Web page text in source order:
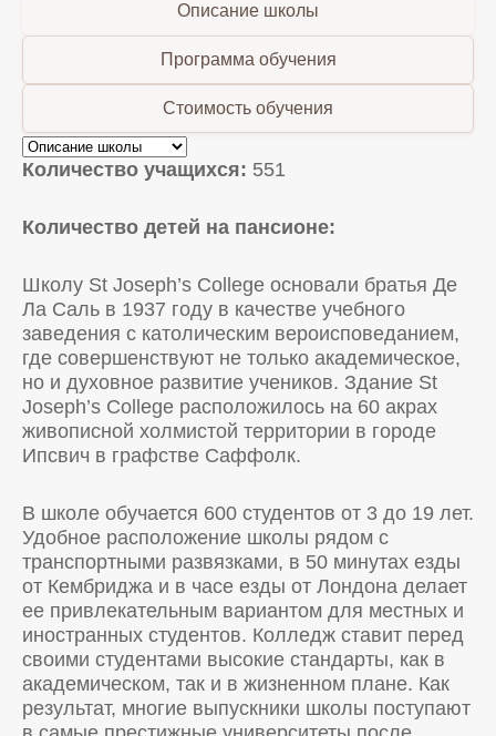
Описание школы
Программа обучения
Стоимость обучения
Количество учащихся: 551
Количество детей на пансионе:
Школу St Joseph’s College основали братья Де
Ла Саль в 1937 году в качестве учебного
заведения с католическим вероисповеданием,
где совершенствуют не только академическое,
но и духовное развитие учеников. Здание St
Joseph’s College расположилось на 60 акрах
живописной холмистой территории в городе
Ипсвич в графстве Саффолк.
В школе обучается 600 студентов от 3 до 19 лет.
Удобное расположение школы рядом с
транспортными развязками, в 50 минутах езды
от Кембриджа и в часе езды от Лондона делает
ее привлекательным вариантом для местных и
иностранных студентов. Колледж ставит перед
своими студентами высокие стандарты, как в
академическом, так и в жизненном плане. Как
результат, многие выпускники школы поступают